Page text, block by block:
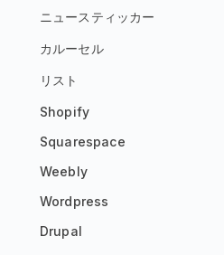
ニュースティッカー
カルーセル
リスト
Shopify
Squarespace
Weebly
Wordpress
Drupal